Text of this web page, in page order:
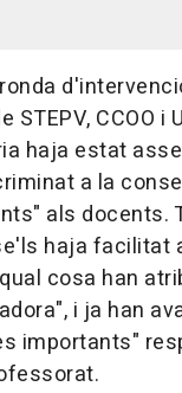
CCOO i
haja estat
a la
als docents.
haja facilitat
cosa han
i ja han
importants"